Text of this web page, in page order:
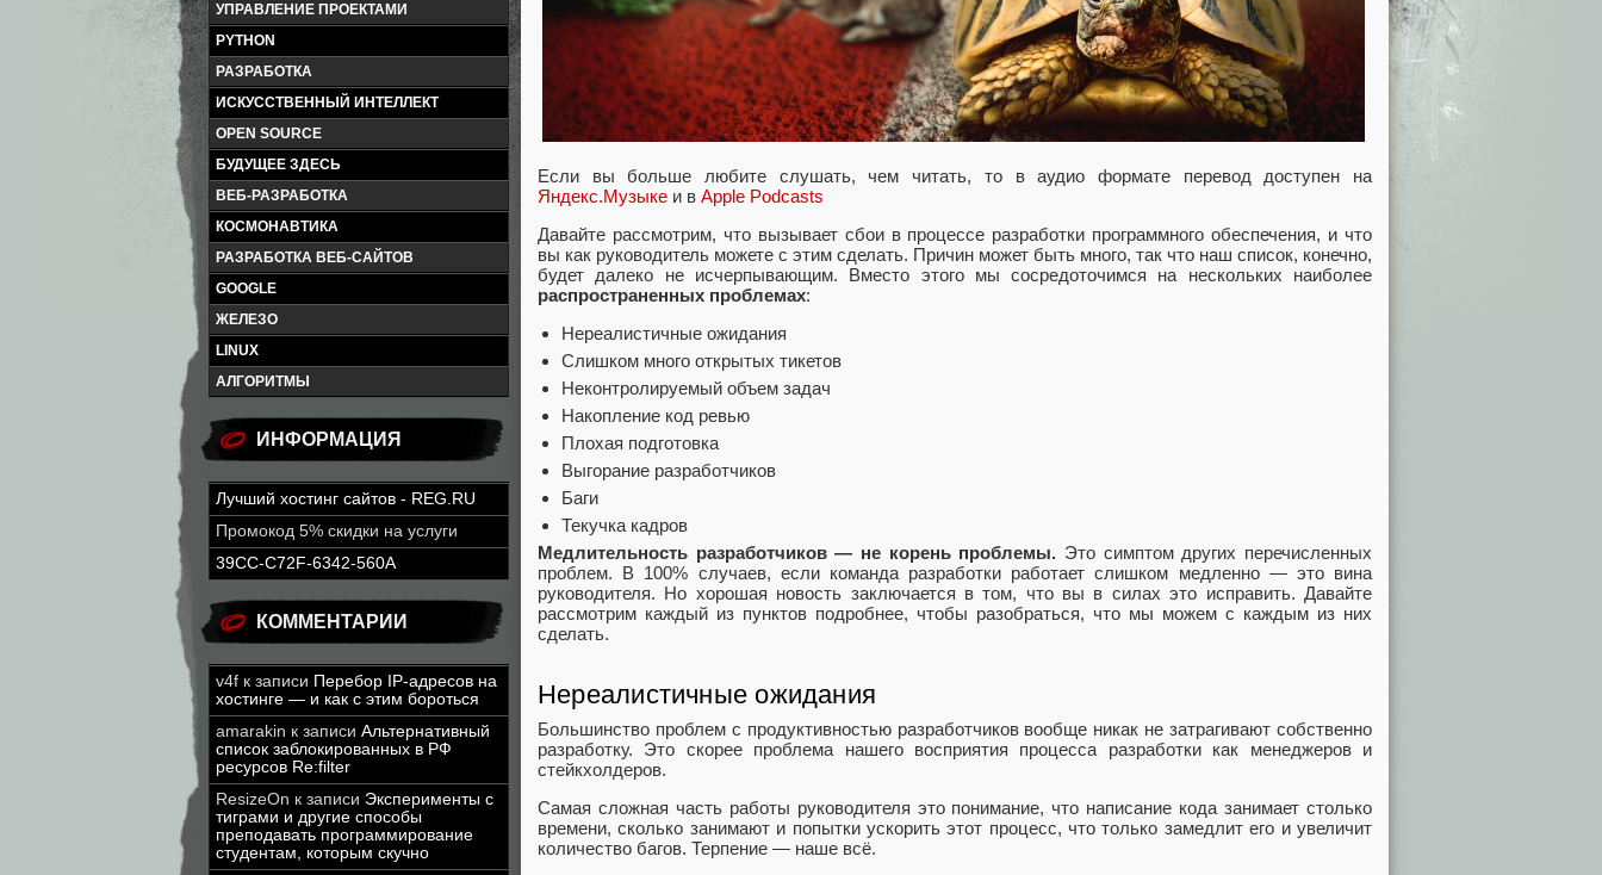
УПРАВЛЕНИЕ ПРОЕКТАМИ
PYTHON
РАЗРАБОТКА
ИСКУССТВЕННЫЙ ИНТЕЛЛЕКТ
OPEN SOURCE
БУДУЩЕЕ ЗДЕСЬ
ВЕБ-РАЗРАБОТКА
КОСМОНАВТИКА
РАЗРАБОТКА ВЕБ-САЙТОВ
GOOGLE
ЖЕЛЕЗО
LINUX
АЛГОРИТМЫ
ИНФОРМАЦИЯ
Лучший хостинг сайтов - REG.RU
Промокод 5% скидки на услуги
39CC-C72F-6342-560A
КОММЕНТАРИИ
v4f к записи Перебор IP-адресов на
хостинге — и как с этим бороться
amarakin к записи Альтернативный
список заблокированных в РФ
ресурсов Re:filter
ResizeOn к записи Эксперименты с
тиграми и другие способы
преподавать программирование
студентам, которым скучно
Если вы больше любите слушать, чем читать, то в аудио формате перевод доступен на
Яндекс.Музыке и в Apple Podcasts
Давайте рассмотрим, что вызывает сбои в процессе разработки программного обеспечения, и что
вы как руководитель можете с этим сделать. Причин может быть много, так что наш список, конечно,
будет далеко не исчерпывающим. Вместо этого мы сосредоточимся на нескольких наиболее
распространенных проблемах:
Нереалистичные ожидания
Слишком много открытых тикетов
Неконтролируемый объем задач
Накопление код ревью
Плохая подготовка
Выгорание разработчиков
Баги
Текучка кадров
Медлительность разработчиков — не корень проблемы. Это симптом других перечисленных
проблем. В 100% случаев, если команда разработки работает слишком медленно — это вина
руководителя. Но хорошая новость заключается в том, что вы в силах это исправить. Давайте
рассмотрим каждый из пунктов подробнее, чтобы разобраться, что мы можем с каждым из них
сделать.
Нереалистичные ожидания
Большинство проблем с продуктивностью разработчиков вообще никак не затрагивают собственно
разработку. Это скорее проблема нашего восприятия процесса разработки как менеджеров и
стейкхолдеров.
Самая сложная часть работы руководителя это понимание, что написание кода занимает столько
времени, сколько занимают и попытки ускорить этот процесс, что только замедлит его и увеличит
количество багов. Терпение — наше всё.